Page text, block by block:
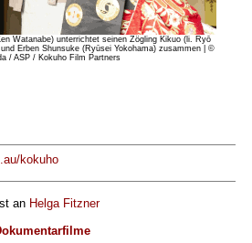
Watanabe) unterrichtet seinen Zögling Kikuo (li. Ryō
Erben Shunsuke (Ryūsei Yokohama) zusammen | ©
/ ASP / Kokuho Film Partners
kokuho
an Helga Fitzner